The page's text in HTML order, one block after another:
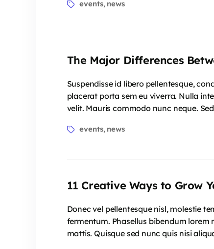
events, news
The Major Differences
Suspendisse id libero pellentesque,
placerat porta sem eu viverra. Nulla
velit. Mauris commodo nunc neque.
events, news
11 Creative Ways to Grow
Donec vel pellentesque nisl, molestie
fermentum. Phasellus bibendum lorem
mattis. Quisque sed nunc quis nisi